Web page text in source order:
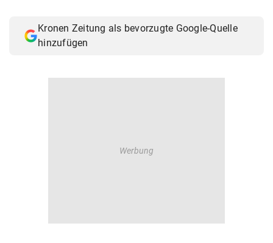
Kronen Zeitung als bevorzugte Google-Quelle
hinzufügen